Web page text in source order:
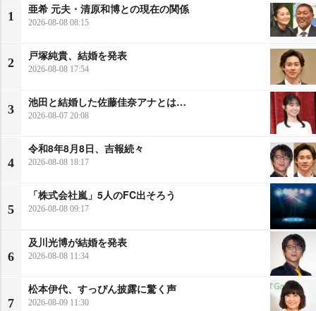
1
亜希 元夫・清原和博との現在の関係
2026-08-08 08:15
2
戸塚純貴、結婚を発表
2026-08-08 17:54
3
池田と結婚した佐藤佳奈アナとは…
2026-08-07 20:08
4
令和8年8月8日、吉報続々
2026-08-08 18:17
5
「株式会社嵐」5人のFC出そろう
2026-08-08 09:17
6
及川光博が結婚を発表
2026-08-08 11:34
7
松本伊代、すっぴん披露に驚く声
2026-08-09 11:30